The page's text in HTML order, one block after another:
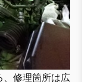
、修理箇所は広